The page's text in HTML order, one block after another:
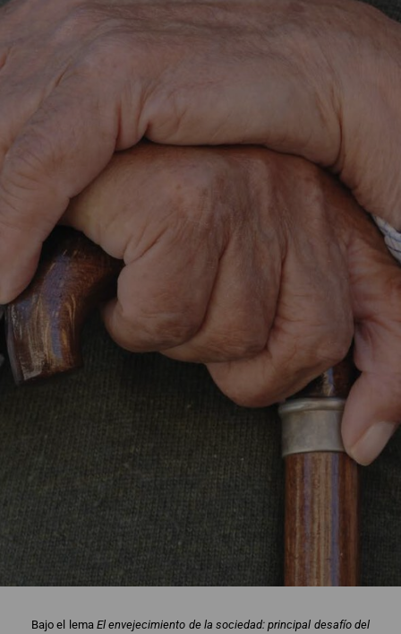
Bajo el lema El envejecimiento de la sociedad: principal desafío del